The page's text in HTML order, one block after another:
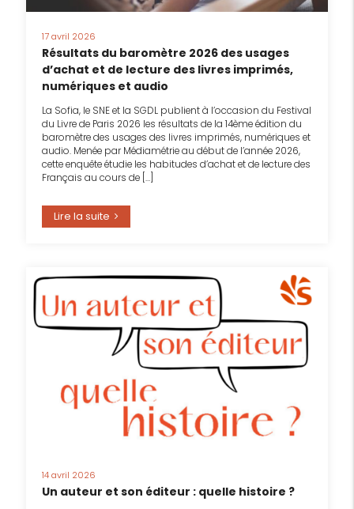
17 avril 2026
Résultats du baromètre 2026 des usages
d’achat et de lecture des livres imprimés,
numériques et audio
La Sofia, le SNE et la SGDL publient à l’occasion du Festival
du Livre de Paris 2026 les résultats de la 14ème édition du
baromètre des usages des livres imprimés, numériques et
audio. Menée par Médiamétrie au début de l’année 2026,
cette enquête étudie les habitudes d’achat et de lecture des
Français au cours de […]
Lire la suite
14 avril 2026
Un auteur et son éditeur : quelle histoire ?